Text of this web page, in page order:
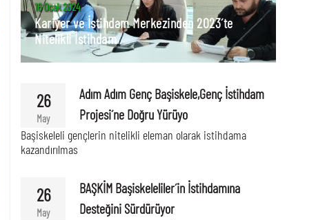
16 Ocak 2024
Kariyer ve İstihdam Merkezinden 2023´te
Nitelikli İstihdam
26
May
Adım Adım Genç Başiskele,Genç İstihdam
Projesi´ne Doğru Yürüyo
Başiskeleli gençlerin nitelikli eleman olarak istihdama
kazandırılmas
26
May
BAŞKİM Başiskeleliler´in İstihdamına
Desteğini Sürdürüyor